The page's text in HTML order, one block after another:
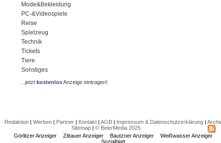
Mode&Bekleidung
PC-&Videospiele
Reise
Spielzeug
Technik
Tickets
Tiere
Sonstiges
...jetztkostenlosAnzeige eintragen!
Redaktion| Werben| Partner| Kontakt| AGB| Impressum & Datenschutzerklärung|
Sitemap| © BeierMedia 2025
Görlitzer Anzeiger
Zittauer Anzeiger Bautzner Anzeiger
Weißwasser Anzeiger
Sozialblatt